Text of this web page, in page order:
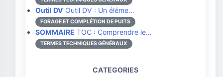
Outil DV Outil DV : Un éléme…
FORAGE ET COMPLÉTION DE PUITS
SOMMAIRE TOC : Comprendre le…
TERMES TECHNIQUES GÉNÉRAUX
CATEGORIES